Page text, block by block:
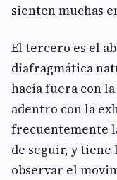
sienten muchas
El tercero es el
diafragmática
hacia fuera con
adentro con la
frecuentemente
de seguir, y tiene
observar el